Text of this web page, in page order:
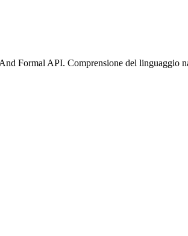
Formal API. Comprensione del linguaggio